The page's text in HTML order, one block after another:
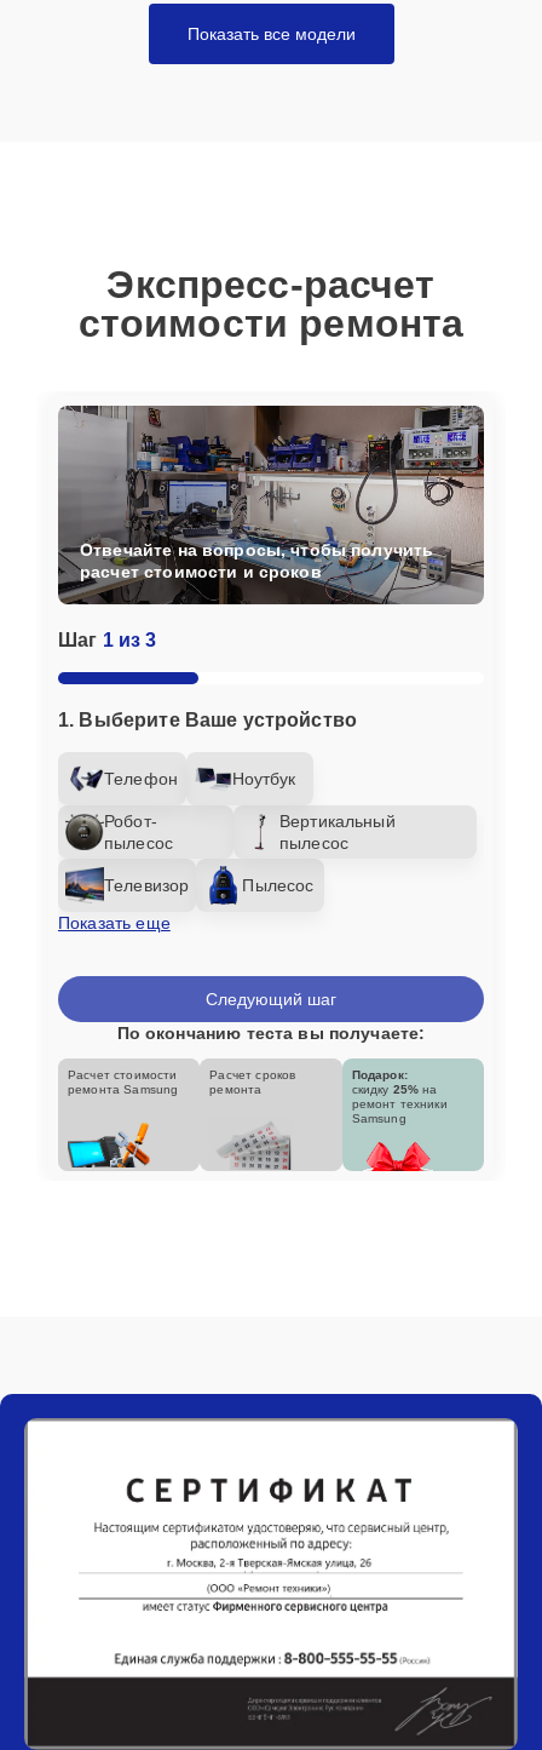
Показать все модели
Экспресс-расчет
стоимости ремонта
Шаг 1 из 3
1. Выберите Ваше устройство
Телефон Ноутбук
Робот-
пылесос
Вертикальный
пылесос
Телевизор
Пылесос
Показать еще
Отвечайте на вопросы, чтобы получить
расчет стоимости и сроков
Следующий шаг
По окончанию теста вы получаете:
Расчет стоимости
ремонта Samsung
Расчет сроков
ремонта
Подарок:
скидку 25% на
ремонт техники
Samsung